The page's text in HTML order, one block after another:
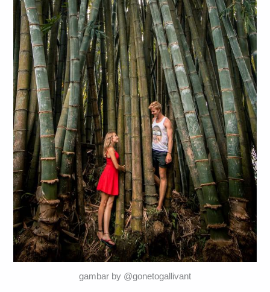
gambar by @gonetogallivant